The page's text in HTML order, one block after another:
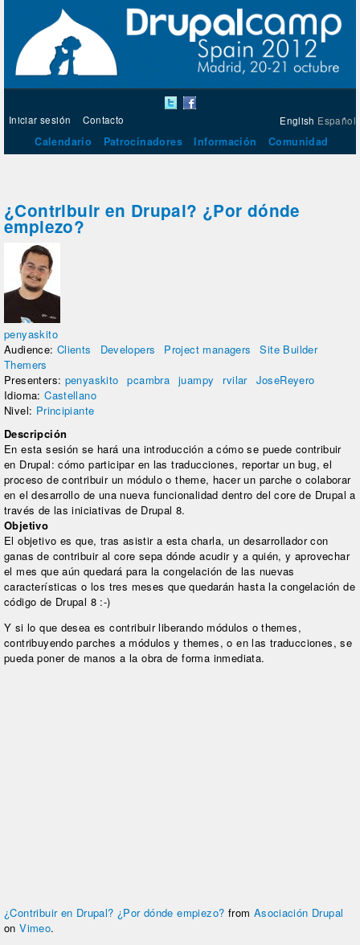
English Español
Iniciar sesión Contacto
Calendario Patrocinadores Información Comunidad
¿Contribuir en Drupal? ¿Por dónde
empiezo?
penyaskito
Audience: Clients Developers Project managers
Site Builder
Themers
Presenters: penyaskito pcambra juampy rvilar JoseReyero
Idioma:Castellano
Nivel: Principiante
Descripción
En esta sesión se hará una introducción a cómo se puede contribuir
en Drupal: cómo participar en las traducciones, reportar un bug, el
proceso de contribuir un módulo o theme, hacer un parche o colaborar
en el desarrollo de una nueva funcionalidad dentro del core de Drupal a
través de las iniciativas de Drupal 8.
Objetivo
El objetivo es que, tras asistir a esta charla, un desarrollador con
ganas de contribuir al core sepa dónde acudir y a quién, y aprovechar
el mes que aún quedará para la congelación de las nuevas
características o los tres meses que quedarán hasta la congelación de
código de Drupal 8 :-)
Y si lo que desea es contribuir liberando módulos o themes,
contribuyendo parches a módulos y themes, o en las traducciones, se
pueda poner de manos a la obra de forma inmediata.
¿Contribuir en Drupal? ¿Por dónde empiezo? from Asociación Drupal
onVimeo.